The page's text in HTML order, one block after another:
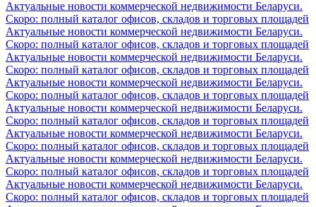
Актуальные новости коммерческой недвижимости Беларуси.
Скоро: полный каталог офисов, складов и торговых площадей
Актуальные новости коммерческой недвижимости Беларуси.
Скоро: полный каталог офисов, складов и торговых площадей
Актуальные новости коммерческой недвижимости Беларуси.
Скоро: полный каталог офисов, складов и торговых площадей
Актуальные новости коммерческой недвижимости Беларуси.
Скоро: полный каталог офисов, складов и торговых площадей
Актуальные новости коммерческой недвижимости Беларуси.
Скоро: полный каталог офисов, складов и торговых площадей
Актуальные новости коммерческой недвижимости Беларуси.
Скоро: полный каталог офисов, складов и торговых площадей
Актуальные новости коммерческой недвижимости Беларуси.
Скоро: полный каталог офисов, складов и торговых площадей
Актуальные новости коммерческой недвижимости Беларуси.
Скоро: полный каталог офисов, складов и торговых площадей